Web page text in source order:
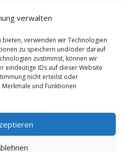
verwalten
verwenden wir Technologien
zu speichern und/oder darauf
zustimmst, können wir
eindeutige IDs auf dieser Website
nicht erteilst oder
und Funktionen
|Versicherung
Grafenau|Schamane
Grafenau